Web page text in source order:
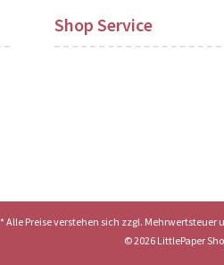
Shop Service
* Alle Preise verstehen sich zzgl. Mehrwertsteuer
© 2026 LittlePaper